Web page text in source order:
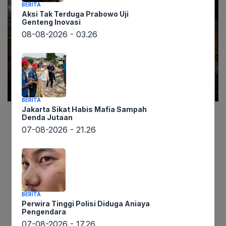
Informasi dari lintaswarta.co.id menyebutkan
Selatan pada Sabtu (3/5) sore mengakibatkan
genangan air di enam RT. Badan
Penanggulangan Bencana Daerah (BPBD) DKI
Jakarta melaporkan ketinggian air bervariasi,
mulai dari 40 sentimeter hingga mencapai 95
sentimeter. Genangan tersebut tersebar di tiga
BERITA
Aksi Tak Terduga Prabowo Uji
Genteng Inovasi
08-08-2026 - 03.26
BERITA
Jakarta Sikat Habis Mafia Sampah
Denda Jutaan
07-08-2026 - 21.26
BERITA
Perwira Tinggi Polisi Diduga Aniaya
Pengendara